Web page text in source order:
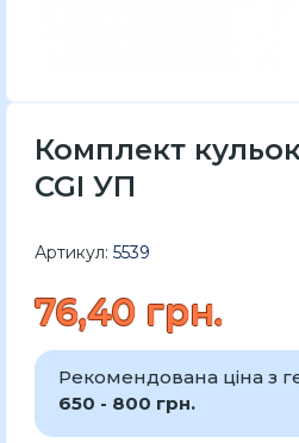
Комплект
CGI УП
Артикул: 5539
76,40 грн.
Рекомендована ціна з
650 - 800 грн.